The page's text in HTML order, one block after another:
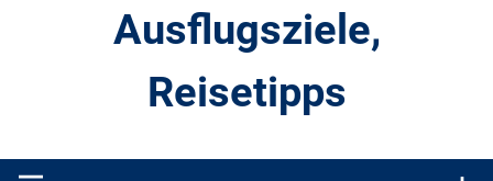
Ausflugsziele,
Reisetipps
Produkttests und Buchrezensionen. Ein Blog für alle, die gern